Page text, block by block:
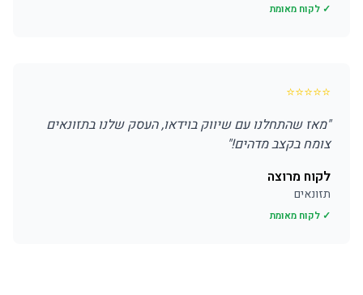
✓ לקוח מאומת
⭐
⭐
⭐
⭐
⭐
"מאז שהתחלנו עם שיווק בוידאו, העסק שלנו בתזונאים
צומח בקצב מדהים!"
לקוח מרוצה
תזונאים
✓ לקוח מאומת